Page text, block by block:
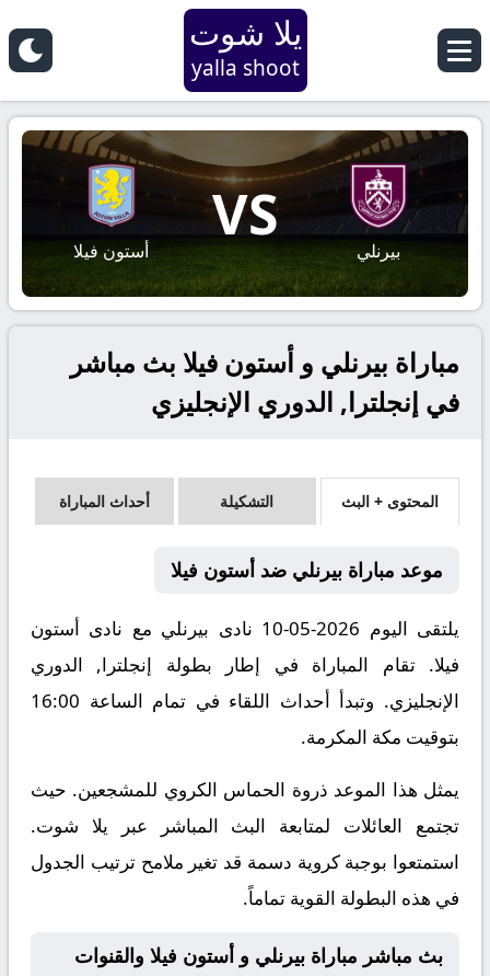
يلا شوت
yalla shoot
بيرنلي
VS
أستون فيلا
مباراة بيرنلي و أستون فيلا بث مباشر
في إنجلترا, الدوري الإنجليزي
المحتوى + البث التشكيلة أحداث المباراة
موعد مباراة بيرنلي ضد أستون فيلا
يلتقى اليوم 2026-05-10 نادى بيرنلي مع نادى أستون
فيلا. تقام المباراة في إطار بطولة إنجلترا, الدوري
الإنجليزي. وتبدأ أحداث اللقاء في تمام الساعة 16:00
بتوقيت مكة المكرمة.
يمثل هذا الموعد ذروة الحماس الكروي للمشجعين. حيث
تجتمع العائلات لمتابعة البث المباشر عبر يلا شوت.
استمتعوا بوجبة كروية دسمة قد تغير ملامح ترتيب الجدول
في هذه البطولة القوية تماماً.
بث مباشر مباراة بيرنلي و أستون فيلا والقنوات